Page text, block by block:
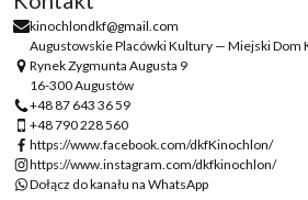
kinochlondkf@gmail.com
Augustowskie Placówki Kultury — Miejski Dom
Rynek Zygmunta Augusta 9
16-300 Augustów
+48 87 643 36 59
+48 790 228 560
https://www.facebook.com/dkfKinochlon/
https://www.instagram.com/dkfkinochlon/
Dołącz do kanału na WhatsApp